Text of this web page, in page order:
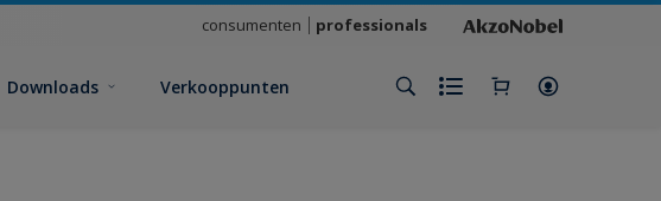
consumenten professionals
Downloads Verkooppunten